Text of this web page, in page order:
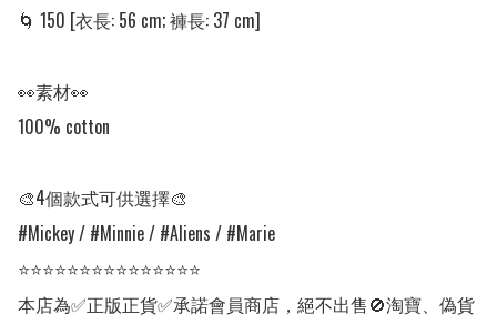
🌀 150 [衣長: 56 cm; 褲長: 37 cm]
👀素材👀
100% cotton
🎨4個款式可供選擇🎨
#Mickey / #Minnie / #Aliens / #Marie
⭐⭐⭐⭐⭐⭐⭐⭐⭐⭐⭐⭐⭐⭐⭐
本店為✅正版正貨✅承諾會員商店，絕不出售🚫淘寶、偽貨